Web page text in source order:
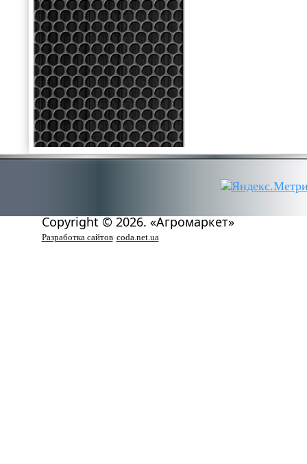
Copyright © 2026. «Агромаркет»
Разработка сайтов coda.net.ua